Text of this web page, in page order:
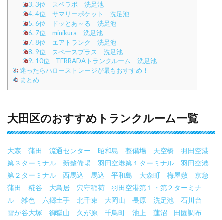
2.3. 3位 スペラボ 洗足池
2.4. 4位 サマリーポケット 洗足池
2.5. 6位 ドッとあ～る 洗足池
2.6. 7位 minikura 洗足池
2.7. 8位 エアトランク 洗足池
2.8. 9位 スペースプラス 洗足池
2.9. 10位 TERRADAトランクルーム 洗足池
3.迷ったらハローストレージが最もおすすめ！
4. まとめ
大田区のおすすめトランクルーム一覧
大森 蒲田 流通センター 昭和島 整備場 天空橋
羽田空港
第３ターミナル
新整備場 羽田空港第１ターミナル
羽田空港
第２ターミナル
西馬込 馬込 平和島 大森町 梅屋敷
京急
蒲田
糀谷 大鳥居 穴守稲荷
羽田空港第１・第２ターミナ
ル
雑色 六郷土手 北千束 大岡山 長原 洗足池
石川台
雪が谷大塚
御嶽山 久が原 千鳥町 池上 蓮沼
田園調布